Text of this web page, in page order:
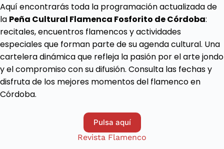
Aquí encontrarás toda la programación actualizada de
la Peña Cultural Flamenca Fosforito de Córdoba:
recitales, encuentros flamencos y actividades
especiales que forman parte de su agenda cultural. Una
cartelera dinámica que refleja la pasión por el arte jondo
y el compromiso con su difusión. Consulta las fechas y
disfruta de los mejores momentos del flamenco en
Córdoba.
Pulsa aquí
Revista Flamenco